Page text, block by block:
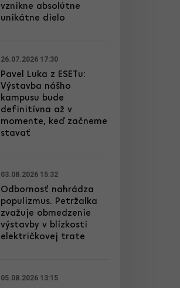
vznikne absolútne
unikátne dielo
26.07.2026 17:30
Pavel Luka z ESETu:
Výstavba nášho
kampusu bude
definitívna až v
momente, keď začneme
stavať
03.08.2026 15:32
Odbornosť nahrádza
populizmus. Petržalka
zvažuje obmedzenie
výstavby v blízkosti
električkovej trate
05.08.2026 13:15